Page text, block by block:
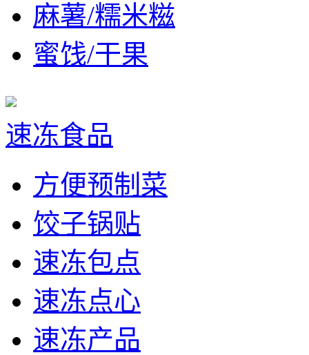
麻薯/糯米糍
蜜饯/干果
速冻食品
方便预制菜
饺子锅贴
速冻包点
速冻点心
速冻产品